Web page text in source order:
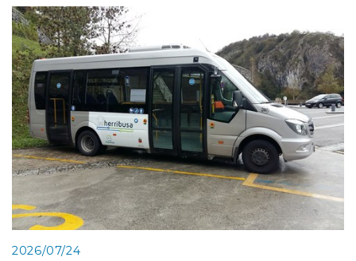
2026/07/24